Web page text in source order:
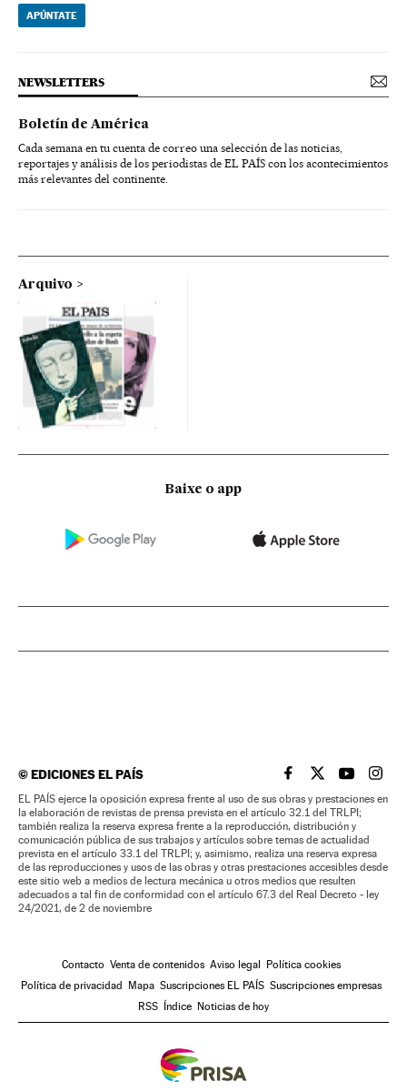
APÚNTATE
NEWSLETTERS
Boletín de América
Cada semana en tu cuenta de correo una selección de las noticias,
reportajes y análisis de los periodistas de EL PAÍS con los acontecimientos
más relevantes del continente.
Arquivo
Baixe o app
©EDICIONES EL PAÍS EL PAÍS BRASIL EN
EL PAÍSEL PAÍS
EL
EL PAÍS ejerce la oposición expresa frente al uso de sus obras y prestaciones en
la elaboración de revistas de prensa prevista en el artículo 32.1 del TRLPI;
también realiza la reserva expresa frente a la reproducción, distribución y
comunicación pública de sus trabajos y artículos sobre temas de actualidad
prevista en el artículo 33.1 del TRLPI; y, asimismo, realiza una reserva expresa
de las reproducciones y usos de las obras y otras prestaciones accesibles desde
este sitio web a medios de lectura mecánica u otros medios que resulten
adecuados a tal fin de conformidad con el artículo 67.3 del Real Decreto - ley
24/2021, de 2 de noviembre
Contacto Venta de contenidos Aviso legal
Política cookies
Política de privacidad
Mapa Suscripciones EL PAÍS Suscripciones empresas
RSS
Índice Noticias de hoy